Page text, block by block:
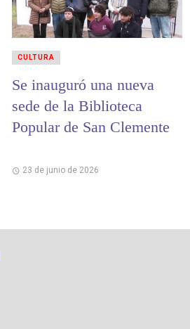
Se inauguró una nueva
sede de la Biblioteca
Popular de San Clemente
23 de junio de 2026
CULTURA